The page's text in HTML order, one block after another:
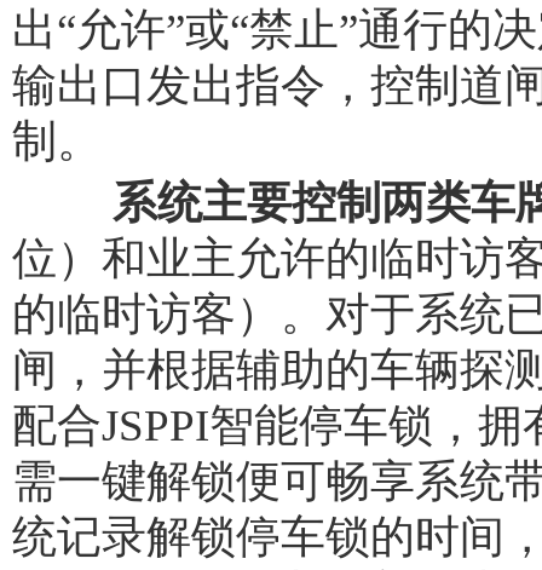
出“允许”或“禁止”通行的
输出口发出指令，控制道
制。
系统主要控制两类车
位）和业主允许的临时访
的临时访客）。对于系统
闸，并根据辅助的车辆探
配合JSPPI智能停车锁，
需一键解锁便可畅享系统
统记录解锁停车锁的时间